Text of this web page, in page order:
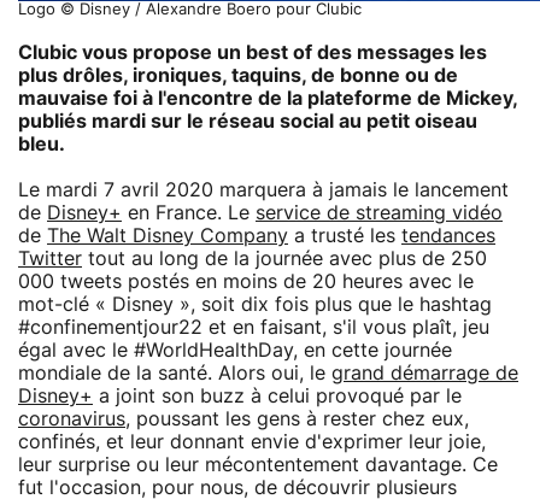
Logo © Disney / Alexandre Boero pour Clubic
Clubic vous propose un best of des messages les
plus drôles, ironiques, taquins, de bonne ou de
mauvaise foi à l'encontre de la plateforme de Mickey,
publiés mardi sur le réseau social au petit oiseau
bleu.
Le mardi 7 avril 2020 marquera à jamais le lancement
de Disney+ en France. Le service de streaming vidéo
de The Walt Disney Company a trusté les tendances
Twitter tout au long de la journée avec plus de 250
000 tweets postés en moins de 20 heures avec le
mot-clé « Disney », soit dix fois plus que le hashtag
#confinementjour22 et en faisant, s'il vous plaît, jeu
égal avec le #WorldHealthDay, en cette journée
mondiale de la santé. Alors oui, le grand démarrage de
Disney+ a joint son buzz à celui provoqué par le
coronavirus, poussant les gens à rester chez eux,
confinés, et leur donnant envie d'exprimer leur joie,
leur surprise ou leur mécontentement davantage. Ce
fut l'occasion, pour nous, de découvrir plusieurs